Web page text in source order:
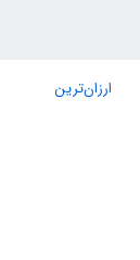
ارزان‌ترین